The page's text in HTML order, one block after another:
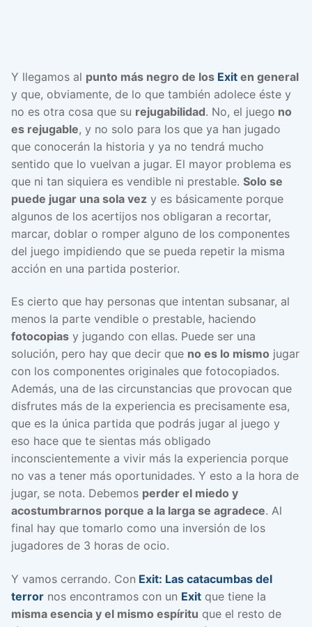
Y llegamos al punto más negro de los Exit en general
y que, obviamente, de lo que también adolece éste y
no es otra cosa que su rejugabilidad. No, el juego no
es rejugable, y no solo para los que ya han jugado
que conocerán la historia y ya no tendrá mucho
sentido que lo vuelvan a jugar. El mayor problema es
que ni tan siquiera es vendible ni prestable. Solo se
puede jugar una sola vez y es básicamente porque
algunos de los acertijos nos obligaran a recortar,
marcar, doblar o romper alguno de los componentes
del juego impidiendo que se pueda repetir la misma
acción en una partida posterior.
Es cierto que hay personas que intentan subsanar, al
menos la parte vendible o prestable, haciendo
fotocopias y jugando con ellas. Puede ser una
solución, pero hay que decir que no es lo mismo jugar
con los componentes originales que fotocopiados.
Además, una de las circunstancias que provocan que
disfrutes más de la experiencia es precisamente esa,
que es la única partida que podrás jugar al juego y
eso hace que te sientas más obligado
inconscientemente a vivir más la experiencia porque
no vas a tener más oportunidades. Y esto a la hora de
jugar, se nota. Debemos perder el miedo y
acostumbrarnos porque a la larga se agradece. Al
final hay que tomarlo como una inversión de los
jugadores de 3 horas de ocio.
Y vamos cerrando. Con Exit: Las catacumbas del
terror nos encontramos con un Exit que tiene la
misma esencia y el mismo espíritu que el resto de